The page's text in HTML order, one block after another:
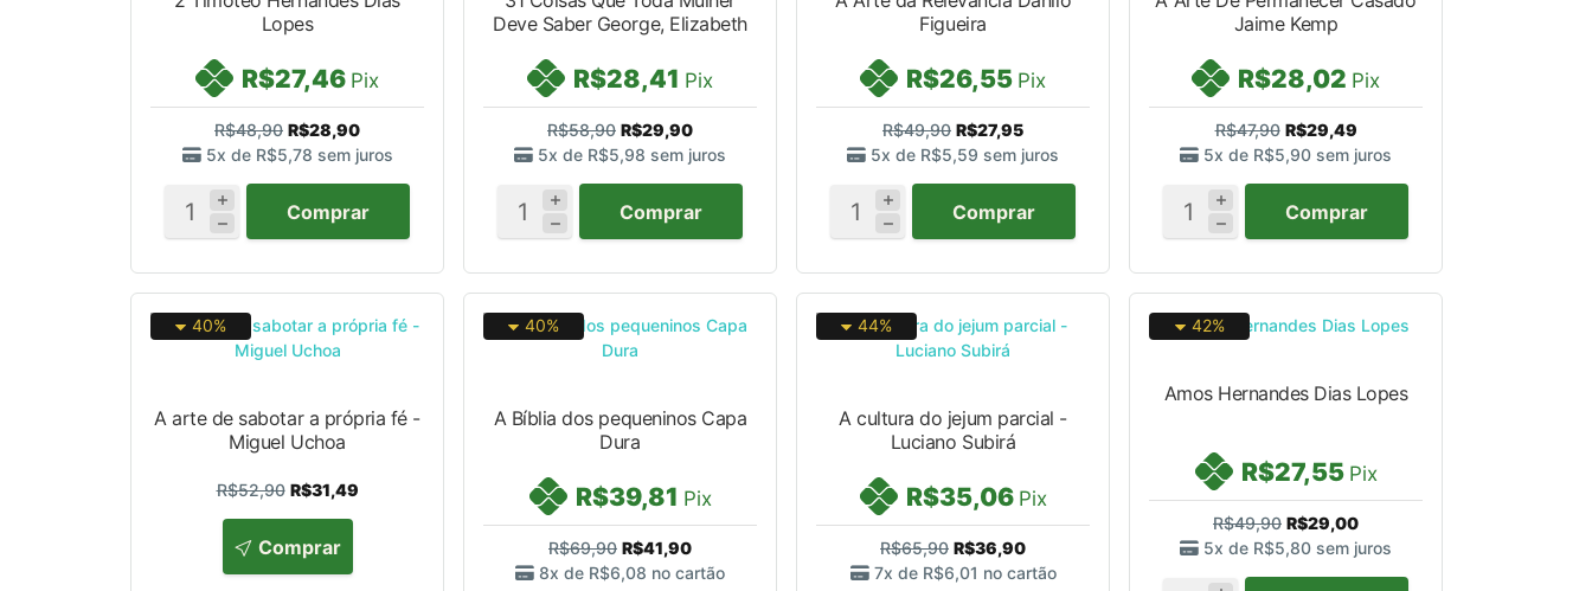
Lopes
R$27,46 Pix
R$48,90 R$28,90
5x de R$5,78 sem juros
Comprar
Deve Saber George, Elizabeth
R$28,41 Pix
R$58,90 R$29,90
5x de R$5,98 sem juros
Comprar
Figueira
R$26,55 Pix
R$49,90 R$27,95
5x de R$5,59 sem juros
Comprar
Jaime Kemp
R$28,02 Pix
R$47,90 R$29,49
5x de R$5,90 sem juros
Comprar
40%
A arte de sabotar a própria fé -
Miguel Uchoa
R$52,90 R$31,49
Comprar
40%
A Bíblia dos pequeninos Capa
Dura
R$39,81 Pix
R$69,90 R$41,90
8x de R$6,08 no cartão
44%
A cultura do jejum parcial -
Luciano Subirá
R$35,06 Pix
R$65,90 R$36,90
7x de R$6,01 no cartão
42%
Amos Hernandes Dias Lopes
R$27,55 Pix
R$49,90 R$29,00
5x de R$5,80 sem juros